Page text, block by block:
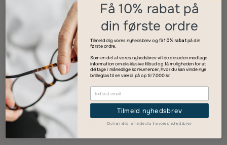
Upload billede af styrker
Siden blev ikke fundet
Få 10% rabat på
din første ordre
Tilmeld dig vores nyhedsbrev og få10% rabatpå din
første ordre.
Som en del af vores nyhedsbrev vil du desuden modtage
information om eksklusive tilbud og få muligheden for at
deltage i månedlige konkurrencer, hvor du kan vinde nye
brilleglas til en værdi på op til 7.000 kr.
Tilmeld nyhedsbrev
Du kan altid afmelde dig fra vores nyhedsbrev